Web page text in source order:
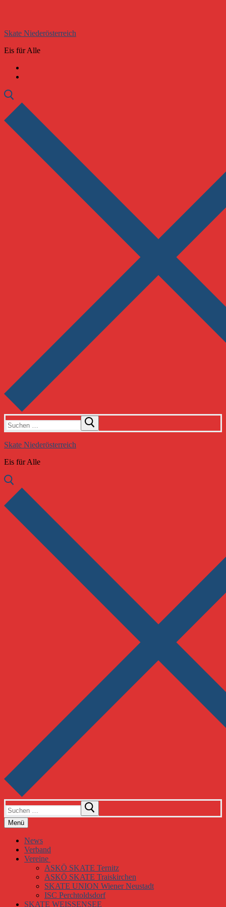
Skate Niederösterreich
Eis für Alle
Suchen
nach:
Skate Niederösterreich
Eis für Alle
Suchen
nach:
Menü
News
Verband
Vereine
ASKÖ SKATE Ternitz
ASKÖ SKATE Traiskirchen
SKATE UNION Wiener Neustadt
ISC Perchtoldsdorf
SKATE WEISSENSEE